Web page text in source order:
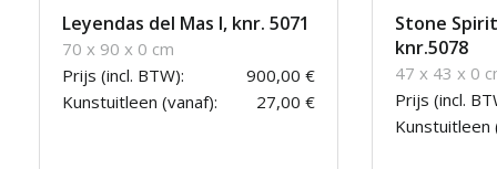
Leyendas del Mas I, knr. 5071
70 x 90 x 0 cm
Prijs (incl. BTW):
900,00 €
Kunstuitleen (vanaf):
27,00 €
Stone
knr.5078
47 x 43 x 0
Prijs (incl.
Kunstuitleen